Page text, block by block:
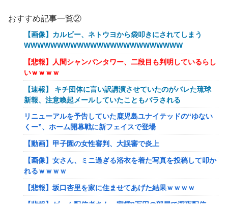
ｗｗｗｗｗｗｗ
「FF10の名シーン」←思い浮かべたもの
【ｗ】物凄くカワイイ子猫の取っ組み合い！
【悲報】オーケストラ演奏家「ゲーム音楽をやらないと儲か
らなくなった。本当にイライラする😡」
【艦これ】でもイベントのたびに思うんだ 空母機動部隊っ
てクソだわ！
【艦これ】ひみつの通り道 他
【艦これ】ナマケモノアガノウサギ 他
【艦これ】競泳水着いんのかよ
日産e-power、無給油で1980km走行しギネス記録を達成！
→山頂から下ってるだけでした…
イーロン・マスク「中国のロボットはデタラメで遠隔操作し
おすすめ記事一覧②
【画像】カルビー、ネトウヨから袋叩きにされてしまう
WWWWWWWWWWWWWWWWWWWWWWWW
【悲報】人間シャンパンタワー、二段目も判明しているらし
いｗｗｗｗ
【速報】 キチ団体に言い訳講演させていたのがバレた琉球
新報、注意喚起メールしていたこともバラされる
リニューアルを予告していた鹿児島ユナイテッドの“ゆない
くー”、ホーム開幕戦に新フェイスで登場
【動画】甲子園の女性審判、大誤審で炎上
【画像】女さん、ミニ過ぎる浴衣を着た写真を投稿して叩か
れるｗｗｗｗ
【悲報】坂口杏里を家に住ませてあげた結果ｗｗｗｗ
【悲報】ゲーム配信者さん、家賃8万円の部屋で深夜配信→